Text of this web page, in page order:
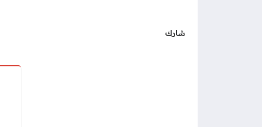
شارك